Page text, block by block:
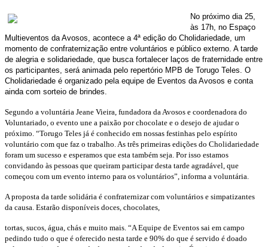
No próximo dia 25,
às 17h, no Espaço
Multieventos da Avosos, acontece a 4ª edição do Cholidariedade, um
momento de confraternização entre voluntários e público externo. A tarde
de alegria e solidariedade, que busca fortalecer laços de fraternidade entre
os participantes, será animada pelo repertório MPB de Torugo Teles. O
Cholidariedade é organizado pela equipe de Eventos da Avosos e conta
ainda com sorteio de brindes.
Segundo a voluntária Jeane Vieira, fundadora da Avosos e coordenadora do
Voluntariado, o evento une a paixão por chocolate e o desejo de ajudar o
próximo. “Torugo Teles já é conhecido em nossas festinhas pelo espírito
voluntário com que faz o trabalho. As três primeiras edições do Cholidariedade
foram um sucesso e esperamos que esta também seja. Por isso estamos
convidando às pessoas que queiram participar desta tarde agradável, que
começou com um evento interno para os voluntários”, informa a voluntária.
A proposta da tarde solidária é confraternizar com voluntários e simpatizantes
da causa. Estarão disponíveis doces, chocolates,
tortas, sucos, água, chás e muito mais. “A Equipe de Eventos sai em campo
pedindo tudo o que é oferecido nesta tarde e 90% do que é servido é doado